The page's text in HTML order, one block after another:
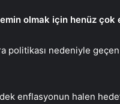
olmak için henüz çok
politikası nedeniyle
enflasyonun halen